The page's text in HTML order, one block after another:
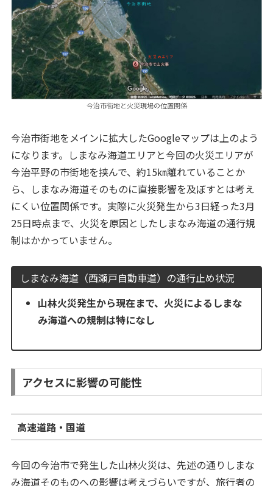
今治市街地と火災現場の位置関係
今治市街地をメインに拡大したGoogleマップは上のよう
になります。しまなみ海道エリアと今回の火災エリアが
今治平野の市街地を挟んで、約15㎞離れていることか
ら、しまなみ海道そのものに直接影響を及ぼすとは考え
にくい位置関係です。実際に火災発生から3日経った3月
25日時点まで、火災を原因としたしまなみ海道の通行規
制はかかっていません。
しまなみ海道（西瀬戸自動車道）の通行止め状況
山林火災発生から現在まで、火災によるしまな
み海道への規制は特になし
アクセスに影響の可能性
高速道路・国道
今回の今治市で発生した山林火災は、先述の通りしまな
み海道そのものへの影響は考えづらいですが、旅行者の